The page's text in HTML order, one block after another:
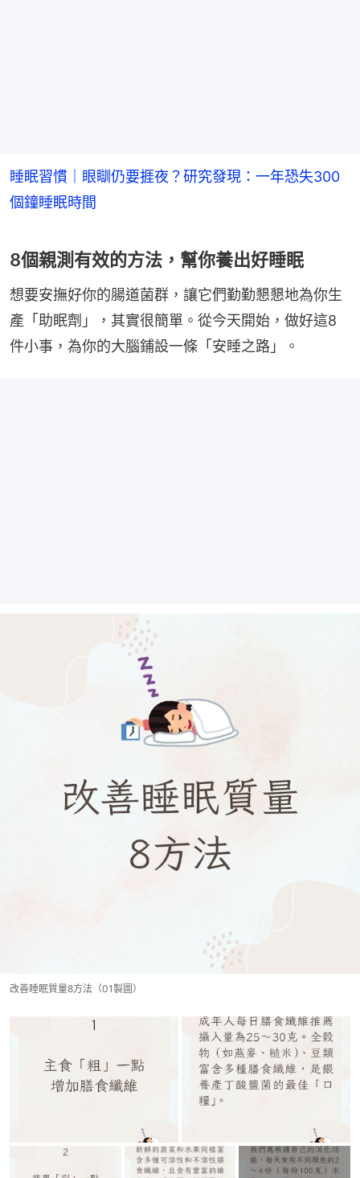
睡眠習慣｜眼瞓仍要捱夜？研究發現：一年恐失300
個鐘睡眠時間
8個親測有效的方法，幫你養出好睡眠
想要安撫好你的腸道菌群，讓它們勤勤懇懇地為你生
產「助眠劑」，其實很簡單。從今天開始，做好這8
件小事，為你的大腦鋪設一條「安睡之路」。
改善睡眠質量8方法（01製圖）